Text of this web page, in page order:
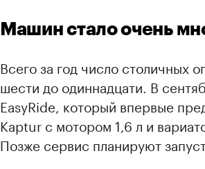
Машин стало очень
Всего за год число столичных
шести до одиннадцати. В
EasyRide, который впервые
Kaptur с мотором 1,6 л и
Позже сервис планируют